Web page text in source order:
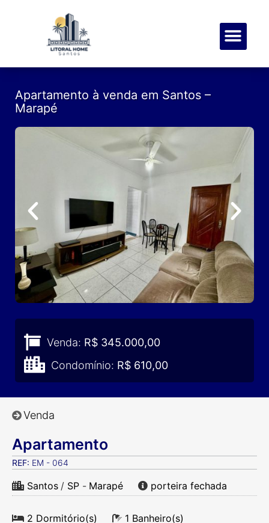
Apartamento à venda em Santos –
Marapé
Venda: R$ 345.000,00
Condomínio: R$ 610,00
Venda
Apartamento
REF: EM - 064
Santos / SP - Marapé porteira fechada
2 Dormitório(s) 1 Banheiro(s)